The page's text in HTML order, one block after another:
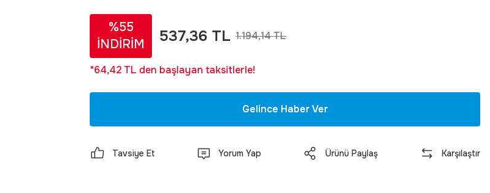
%55
İNDİRİM
537,36 TL 1.194,14 TL
*64,42 TL den başlayan taksitlerle!
Gelince Haber Ver
Tavsiye Et Yorum Yap Ürünü Paylaş Karşılaştır